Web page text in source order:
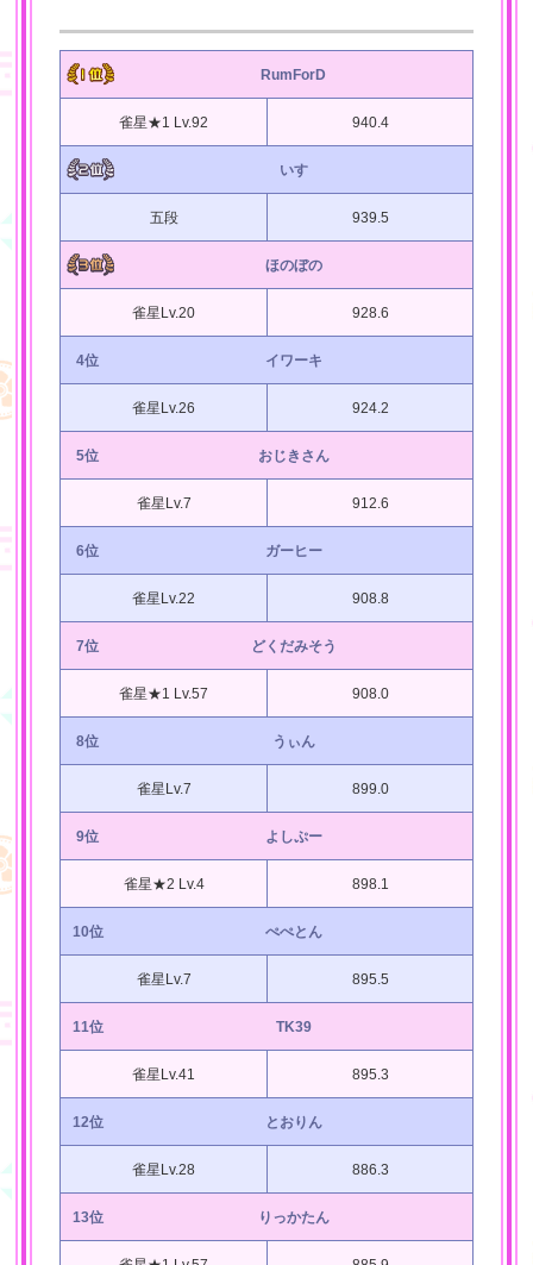
RumForD
雀星★1 Lv.92 940.4
いす
五段 939.5
ほのぼの
雀星Lv.20 928.6
4位 イワーキ
雀星Lv.26 924.2
5位 おじきさん
雀星Lv.7 912.6
6位 ガーヒー
雀星Lv.22 908.8
7位 どくだみそう
雀星★1 Lv.57 908.0
8位 うぃん
雀星Lv.7 899.0
9位 よしぷー
雀星★2 Lv.4 898.1
10位 ぺぺとん
雀星Lv.7 895.5
11位 TK39
雀星Lv.41 895.3
12位 とおりん
雀星Lv.28 886.3
13位 りっかたん